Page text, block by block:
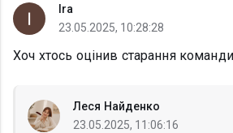
Ira
23.05.2025, 10:28:28
Хоч хтось оцінив старання команди
Леся Найденко
23.05.2025, 11:06:16